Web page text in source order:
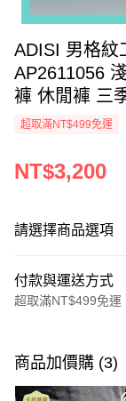
ADISI 男格紋
AP2611056
褲 休閒褲 三
超取滿NT$499免運
NT$3,200
請選擇商品選項
付款與運送方式
超取滿NT$499免運
信用卡一次付款
超商取貨付款
商品加價購 (3)